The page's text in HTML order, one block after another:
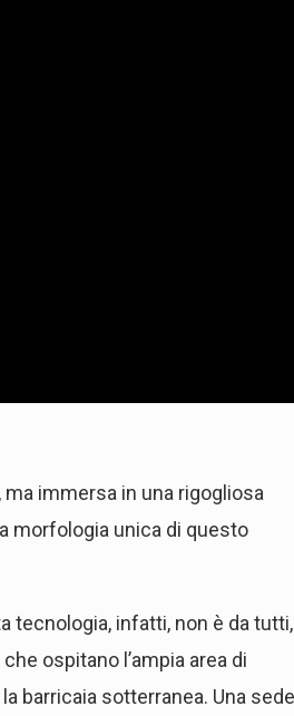
immersa in una rigogliosa
morfologia unica di questo
tecnologia, infatti, non è da tutti,
ospitano l’ampia area di
barricaia sotterranea. Una sede